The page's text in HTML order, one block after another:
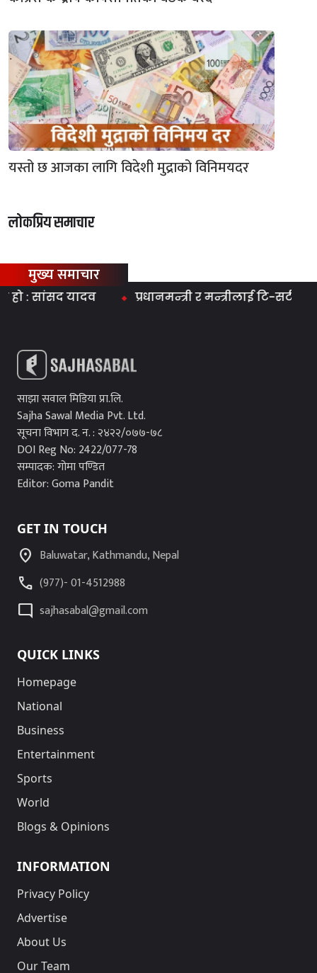
यस्तो छ आजका लागि विदेशी मुद्राको विनिमयदर
लोकप्रिय समाचार
मुख्य समाचार
सांसद यादव प्रधानमन्त्री र मन्त्रीलाई टि-सर्ट
साझा सवाल मिडिया प्रा.लि.
Sajha Sawal Media Pvt. Ltd.
सूचना विभाग द. न. : २४२२/०७७-७८
DOI Reg No: 2422/077-78
सम्पादक: गोमा पण्डित
Editor: Goma Pandit
GET IN TOUCH
location_on Baluwatar, Kathmandu, Nepal
call (977)- 01-4512988
mode_comment sajhasabal@gmail.com
QUICK LINKS
Homepage
National
Business
Entertainment
Sports
World
Blogs & Opinions
INFORMATION
Privacy Policy
Advertise
About Us
Our Team